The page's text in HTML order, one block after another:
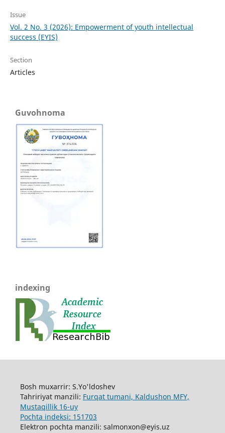
Issue
Vol. 2 No. 3 (2026): Empowerment of youth intellectual
success (EYIS)
Section
Articles
Guvohnoma
indexing
Bosh muxarrir: S.Yo'ldoshev
Tahririyat manzili: Furqat tumani, Kaldushon MFY,
Mustaqillik 16-uy
Pochta indeksi: 151703
Elektron pochta manzili: salmonxon@eyis.uz